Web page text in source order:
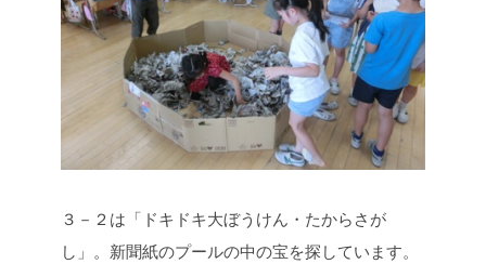
３－２は「ドキドキ大ぼうけん・たからさが
し」。新聞紙のプールの中の宝を探しています。